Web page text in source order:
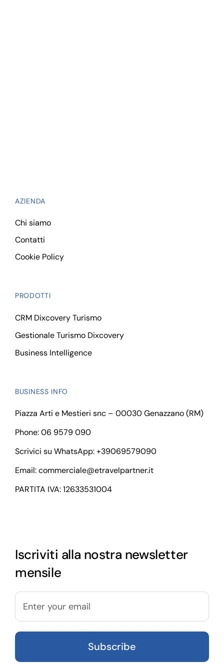
AZIENDA
Chi siamo
Contatti
Cookie Policy
PRODOTTI
CRM Dixcovery Turismo
Gestionale Turismo Dixcovery
Business Intelligence
BUSINESS INFO
Piazza Arti e Mestieri snc – 00030 Genazzano (RM)
Phone: 06 9579 090
Scrivici su WhatsApp:+39069579090
Email:commerciale@etravelpartner.it
PARTITA IVA: 12633531004
Iscriviti alla nostra newsletter
mensile